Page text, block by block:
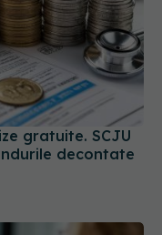
gratuite. SCJU
decontate